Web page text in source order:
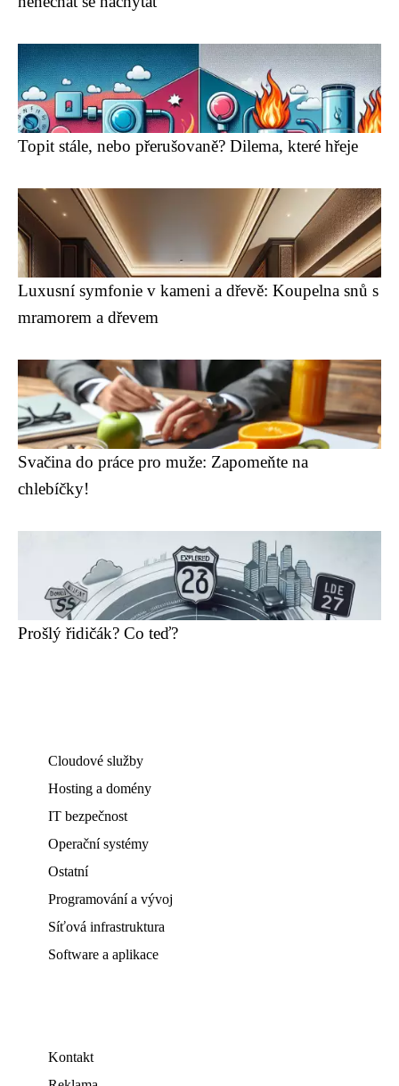
Topit stále, nebo přerušovaně? Dilema, které hřeje
Luxusní symfonie v kameni a dřevě: Koupelna snů s
mramorem a dřevem
Svačina do práce pro muže: Zapomeňte na
chlebíčky!
Prošlý řidičák? Co teď?
Cloudové služby
Hosting a domény
IT bezpečnost
Operační systémy
Ostatní
Programování a vývoj
Síťová infrastruktura
Software a aplikace
Kontakt